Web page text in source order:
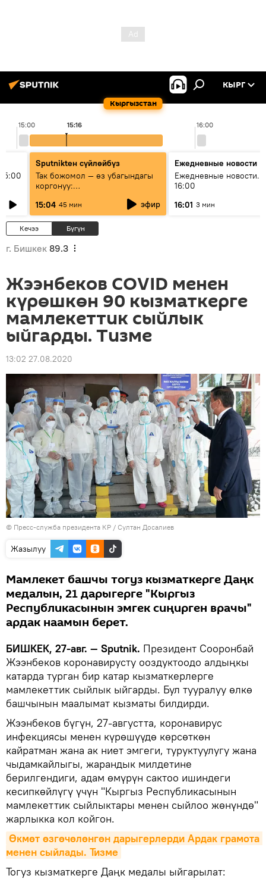
Кыргызстан
КЫРГ
15:00 16:00
15:16
Sputnikteн сүйлөйбүз
Так божомол — өз убагындагы
коргонуу:
гидрометеорологиялык кызмат
кантип өркүндөтүлүүдө
15:04 45 мин эфир
Ежедневные новости
Ежедневные новости.
16:00
16:01 3 мин
Кечээ Бүгүн
г. Бишкек 89.3
Жээнбеков COVID менен
күрөшкөн 90 кызматкерге
мамлекеттик сыйлык
ыйгарды. Тизме
13:02 27.08.2020
© Пресс-служба президента КР / Султан Досалиев
Жазылуу
Мамлекет башчы тогуз кызматкерге Даңк
медалын, 21 дарыгерге "Кыргыз
Республикасынын эмгек сиңирген врачы"
ардак наамын берет.
БИШКЕК, 27-авг. — Sputnik. Президент Сооронбай
Жээнбеков коронавирусту ооздуктоодо алдыңкы
катарда турган бир катар кызматкерлерге
мамлекеттик сыйлык ыйгарды. Бул тууралуу өлкө
башчынын маалымат кызматы билдирди.
Жээнбеков бүгүн, 27-августта, коронавирус
инфекциясы менен күрөшүүдө көрсөткөн
кайратман жана ак ниет эмгеги, туруктуулугу жана
чыдамкайлыгы, жарандык милдетине
берилгендиги, адам өмүрүн сактоо ишиндеги
кесипкөйлүгү үчүн "Кыргыз Республикасынын
мамлекеттик сыйлыктары менен сыйлоо жөнүндө"
жарлыкка кол койгон.
Өкмөт өзгөчөлөнгөн дарыгерлерди Ардак грамота
менен сыйлады. Тизме
Тогуз кызматкерге Даңк медалы ыйгарылат: